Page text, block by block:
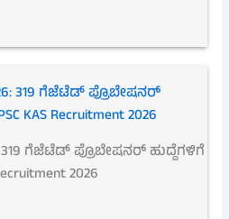
319 ಗೆಜೆಟೆಡ್ ಪ್ರೊಬೇಷನರ್ ಹುದ್ದೆಗಳಿಗೆ
2026